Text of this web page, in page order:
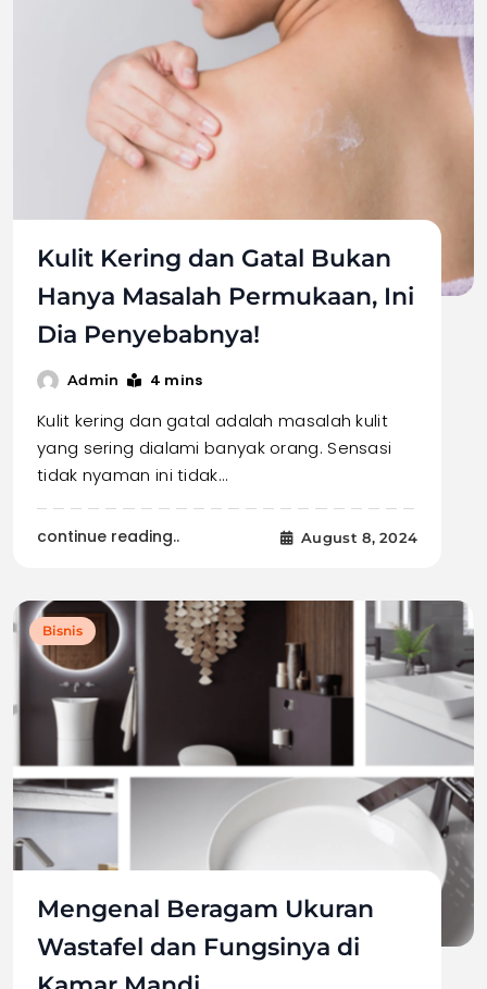
Kulit Kering dan Gatal Bukan
Hanya Masalah Permukaan, Ini
Dia Penyebabnya!
Admin 4 mins
Kulit kering dan gatal adalah masalah kulit
yang sering dialami banyak orang. Sensasi
tidak nyaman ini tidak…
continue reading.. August 8, 2024
Bisnis
Mengenal Beragam Ukuran
Wastafel dan Fungsinya di